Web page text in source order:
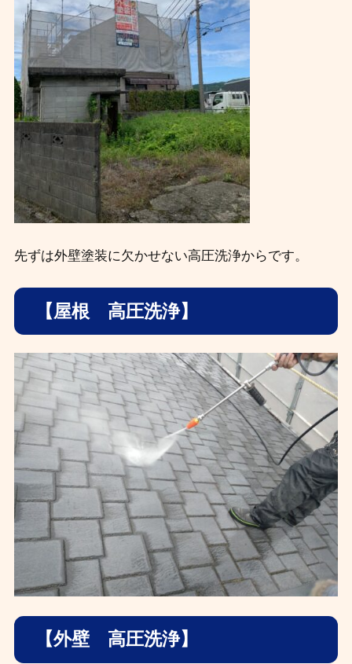
先ずは外壁塗装に欠かせない高圧洗浄からです。
【屋根 高圧洗浄】
【外壁 高圧洗浄】